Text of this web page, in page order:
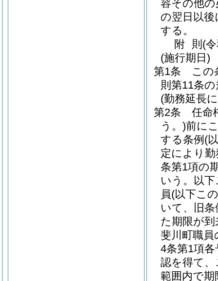
容その他
の翌日以
する。
附 則 (
(施行期日)
第1条
この
則第11条
(勤務延長
第2条
任命
う。)前に
する条例 (
定により
条第1項の
いう。以
員(以下こ
いて、旧
た期限が
斐川町職
4条第1項
認を得て
範囲内で